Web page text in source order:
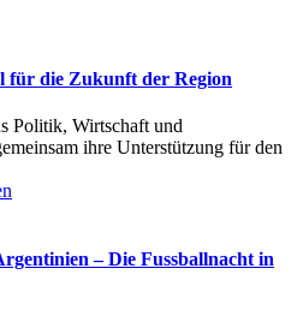
für die Zukunft der Region
Politik, Wirtschaft und
ihre Unterstützung für den
– Die Fussballnacht in